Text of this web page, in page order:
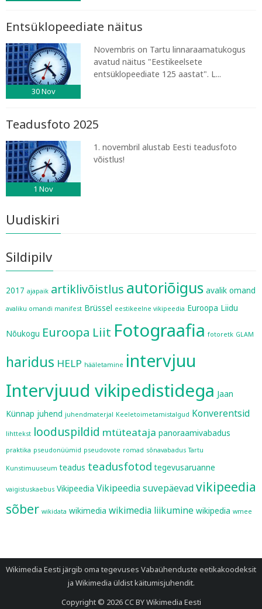
Entsüklopeediate näitus
30Nov
Novembris on Tartu linnaraamatukogus
avatud näitus "Eestikeelsete
entsüklopeediate 125 aastat". L...
Teadusfoto 2025
1 Nov
1. novembril alustab Eesti teadusfoto
võistlus!
Uudiskiri
Sildipilv
2017 ajapaik artiklivõistlus autoriõigus avalik omand
avaliku omandi manifest Brüssel eestikeelne vikipeedia Euroopa Liidu
Nõukogu Euroopa Liit Fotograafia fotoretk GLAM
haridus HELP hääletamine intervjuu
Intervjuud vikipedistidega Jaan
Künnap juhend juhendmaterjal Keeletoimetamistalgud Konverentsid
lihttekst looduspildid mtüteataja panoraamivabadus
praktika pseudonüümid pseudovote romad sõnavabadus Tartu
Kunstimuuseum teadus teadusfotod tegevusaruanne
vaigistuskaebus Vikipeedia Vikipeedia suvepäevadvikipeedia
sõber wikidata wikimedia wikimedia liikumine wikipedia wmee
Wikimedia Eesti järgib oma tegevuses Vabaühenduste eetikakoodeksit
ja Wikimedia üldist käitumisjuhendit.
Copyright © 2026CC BY Wikimedia Eesti